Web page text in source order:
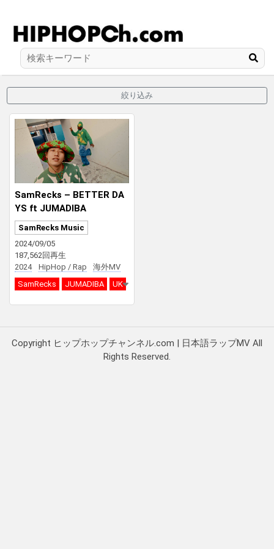
絞り込み
SamRecks – BETTER DA
YS ft JUMADIBA
SamRecks Music
2024/09/05
187,562回再生
2024
HipHop / Rap
海外MV
SamRecks
JUMADIBA UK
Copyright ヒップホップチャンネル.com | 日本語ラップMV All
Rights Reserved.